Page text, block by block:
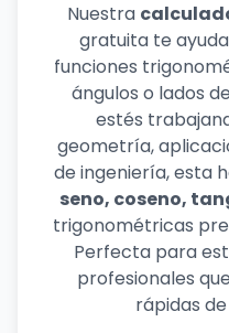
Nuestra
gratuita te
funciones
ángulos o lados
estés
geometría,
de ingeniería, esta
seno, coseno,
trigonométricas
Perfecta para
profesionales
rápidas